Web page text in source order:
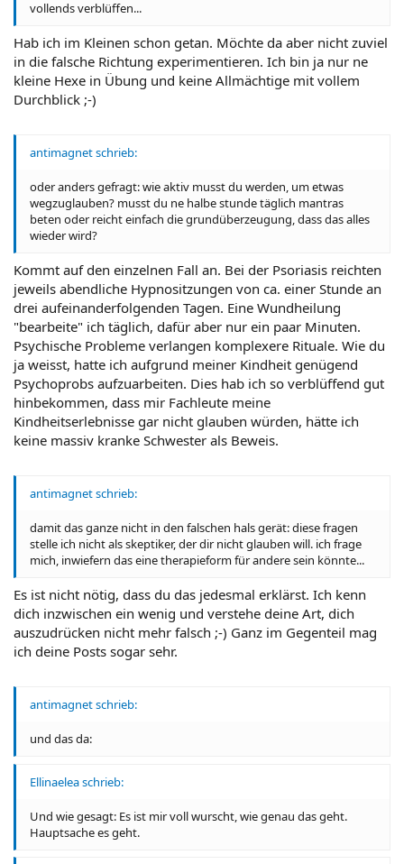
vollends verblüffen...
Hab ich im Kleinen schon getan. Möchte da aber nicht zuviel
in die falsche Richtung experimentieren. Ich bin ja nur ne
kleine Hexe in Übung und keine Allmächtige mit vollem
Durchblick ;-)
antimagnet schrieb:
oder anders gefragt: wie aktiv musst du werden, um etwas
wegzuglauben? musst du ne halbe stunde täglich mantras
beten oder reicht einfach die grundüberzeugung, dass das alles
wieder wird?
Kommt auf den einzelnen Fall an. Bei der Psoriasis reichten
jeweils abendliche Hypnositzungen von ca. einer Stunde an
drei aufeinanderfolgenden Tagen. Eine Wundheilung
"bearbeite" ich täglich, dafür aber nur ein paar Minuten.
Psychische Probleme verlangen komplexere Rituale. Wie du
ja weisst, hatte ich aufgrund meiner Kindheit genügend
Psychoprobs aufzuarbeiten. Dies hab ich so verblüffend gut
hinbekommen, dass mir Fachleute meine
Kindheitserlebnisse gar nicht glauben würden, hätte ich
keine massiv kranke Schwester als Beweis.
antimagnet schrieb:
damit das ganze nicht in den falschen hals gerät: diese fragen
stelle ich nicht als skeptiker, der dir nicht glauben will. ich frage
mich, inwiefern das eine therapieform für andere sein könnte...
Es ist nicht nötig, dass du das jedesmal erklärst. Ich kenn
dich inzwischen ein wenig und verstehe deine Art, dich
auszudrücken nicht mehr falsch ;-) Ganz im Gegenteil mag
ich deine Posts sogar sehr.
antimagnet schrieb:
und das da:
Ellinaelea schrieb:
Und wie gesagt: Es ist mir voll wurscht, wie genau das geht.
Hauptsache es geht.